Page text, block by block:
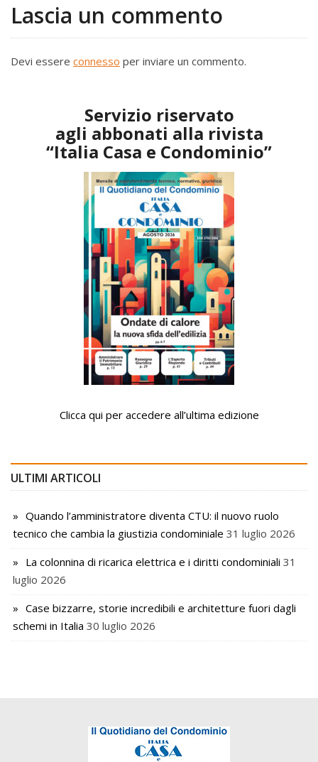
Lascia un commento
Devi essere connesso per inviare un commento.
Servizio riservato
agli abbonati alla rivista
“Italia Casa e Condominio”
Clicca qui per accedere all’ultima edizione
ULTIMI ARTICOLI
Quando l’amministratore diventa CTU: il nuovo ruolo
tecnico che cambia la giustizia condominiale 31 luglio 2026
La colonnina di ricarica elettrica e i diritti condominiali 31
luglio 2026
Case bizzarre, storie incredibili e architetture fuori dagli
schemi in Italia 30 luglio 2026